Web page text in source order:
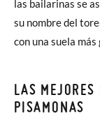
las bailarinas se
su nombre del
con una suela
LAS
PISAMONAS